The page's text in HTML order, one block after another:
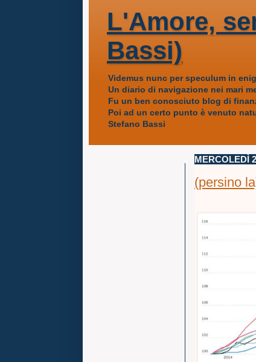
L'Amore,
Bassi)
Videmus nunc per speculum in
Un diario di navigazione nei mari
Fu un ben conosciuto blog di
Poi ad un certo punto è venuto
Stefano Bassi
MERCOLEDÌ
(persino